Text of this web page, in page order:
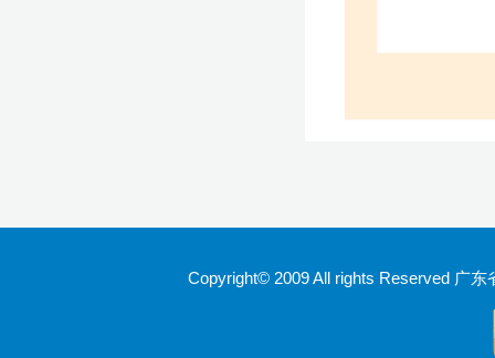
Copyright© 2009 All rights Reserved 广